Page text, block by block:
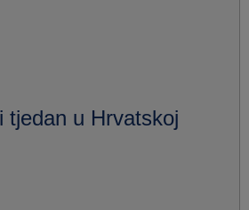
tjedan u Hrvatskoj